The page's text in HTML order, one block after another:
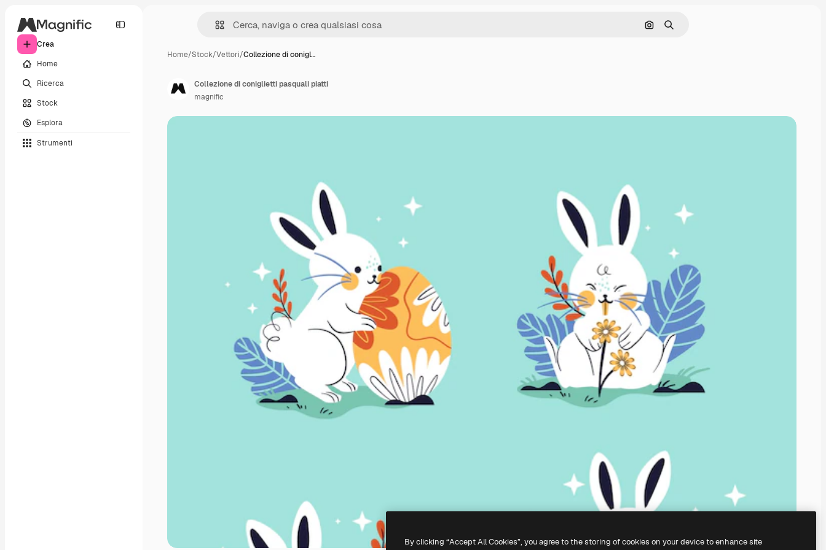
Crea
Home
Ricerca
Stock
Esplora
Strumenti
Cerca per immagine
Ricerca
Home/Stock/Vettori/Collezione di conigl…
Collezione di coniglietti pasquali piatti
magnific
By clicking “Accept All Cookies”, you agree to the storing of cookies on your device to enhance site